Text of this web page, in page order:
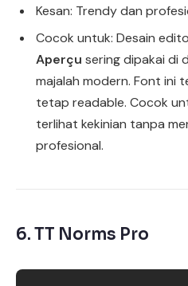
Kesan: Trendy dan
Cocok untuk: Desain
Aperçu sering dipakai di
majalah modern. Font ini
tetap readable. Cocok
terlihat kekinian tanpa
profesional.
6.TT Norms Pro